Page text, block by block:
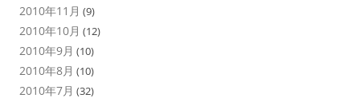
2010年11月 (9)
2010年10月 (12)
2010年9月 (10)
2010年8月 (10)
2010年7月 (32)